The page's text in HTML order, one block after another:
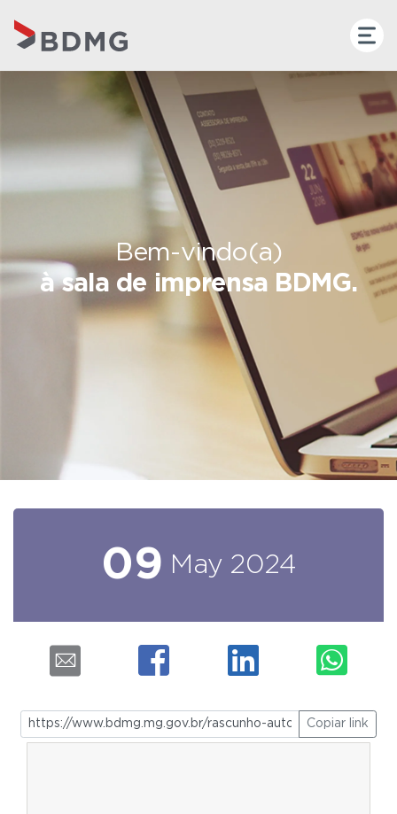
Bem-vindo(a)
à sala de imprensa BDMG.
09 May 2024
Copiar link